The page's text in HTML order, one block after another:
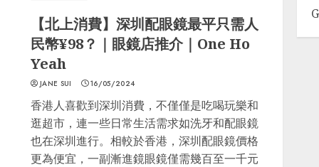
【北上消費】深圳配眼鏡最平只需人
民幣¥98？｜眼鏡店推介｜One Ho
Yeah
JANE SUI 16/05/2024
香港人喜歡到深圳消費，不僅僅是吃喝玩樂和
逛超市，連一些日常生活需求如洗牙和配眼鏡
也在深圳進行。相較於香港，深圳配眼鏡價格
更為便宜，一副漸進鏡眼鏡僅需幾百至一千元